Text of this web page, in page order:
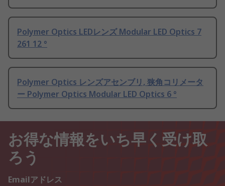
Polymer Optics LEDレンズ Modular LED Optics 7
261 12 °
Polymer Optics レンズアセンブリ, 狭角コリメータ
ー Polymer Optics Modular LED Optics 6 °
お得な情報をいち早く受け取
ろう
Emailアドレス